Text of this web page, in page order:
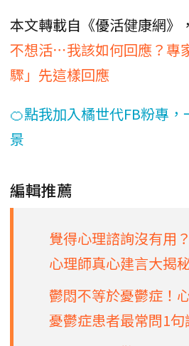
本文轉載自《優活健康網》
不想活⋯我該如何回應？專
驟」先這樣回應
🍊點我加入橘世代FB粉專
景
編輯推薦
覺得心理諮詢沒有用
心理師真心建言大揭
鬱悶不等於憂鬱症！
憂鬱症患者最常問1